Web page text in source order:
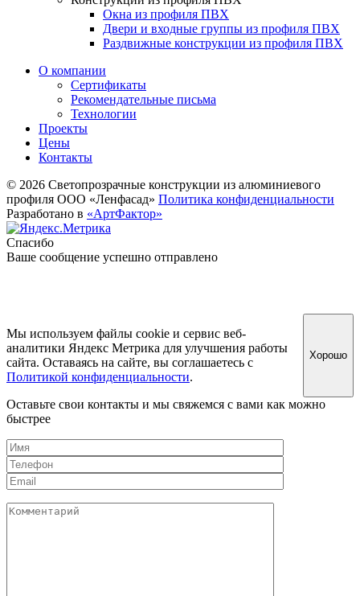
Окна из профиля ПВХ
Двери и входные группы из профиля ПВХ
Раздвижные конструкции из профиля ПВХ
О компании
Сертификаты
Рекомендательные письма
Технологии
Проекты
Цены
Контакты
© 2026 Светопрозрачные конструкции из алюминиевого
профиля ООО «Ленфасад» Политика конфиденциальности
Разработано в «АртФактор»
Спасибо
Ваше сообщение успешно отправлено
Мы используем файлы cookie и сервис веб-
аналитики Яндекс Метрика для улучшения работы
сайта. Оставаясь на сайте, вы соглашаетесь с
Политикой конфиденциальности.
Хорошо
Оставьте свои контакты и мы свяжемся с вами как можно
быстрее